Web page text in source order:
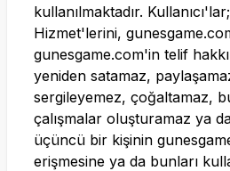
kullanılmaktadır. Kullanıcı'lar;
Hizmet'lerini,
gunesgame.com'in telif
yeniden satamaz,
sergileyemez, çoğaltamaz,
çalışmalar oluşturamaz ya
üçüncü bir kişinin
erişmesine ya da bunları